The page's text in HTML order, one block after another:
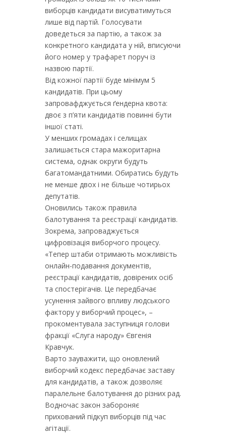
виборців кандидати висуватимуться
лише від партій. Голосувати
доведеться за партію, а також за
конкретного кандидата у ній, вписуючи
його номер у трафарет поруч із
назвою партії.
Від кожної партії буде мінімум 5
кандидатів. При цьому
запровафджується ґендерна квота:
двоє з п’яти кандидатів повинні бути
іншої статі.
У менших громадах і селищах
залишається стара мажоритарна
система, однак округи будуть
багатомандатними. Обиратись будуть
не менше двох і не більше чотирьох
депутатів.
Оновились також правила
балотування та реєстрації кандидатів.
Зокрема, запроваджується
цифровізація виборчого процесу.
«Тепер штаби отримають можливість
онлайн-подавання документів,
реєстрації кандидатів, довірених осіб
та спостерігачів. Це передбачає
усунення зайвого впливу людського
фактору у виборчий процес», –
прокоментувала заступниця голови
фракції «Слуга народу» Євгенія
Кравчук.
Варто зауважити, що оновлений
виборчий кодекс передбачає заставу
для кандидатів, а також дозволяє
паралельне балотування до різних рад.
Водночас закон забороняє
прихований підкуп виборців під час
агітації.